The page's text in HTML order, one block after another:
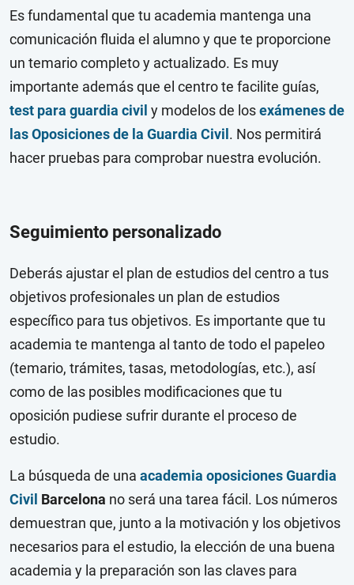
Es fundamental que tu academia mantenga una
comunicación fluida el alumno y que te proporcione
un temario completo y actualizado. Es muy
importante además que el centro te facilite guías,
test para guardia civil y modelos de losexámenes de
las Oposiciones de la Guardia Civil . Nos permitirá
hacer pruebas para comprobar nuestra evolución.
Seguimiento personalizado
Deberás ajustar el plan de estudios del centro a tus
objetivos profesionales un plan de estudios
específico para tus objetivos. Es importante que tu
academia te mantenga al tanto de todo el papeleo
(temario, trámites, tasas, metodologías, etc.), así
como de las posibles modificaciones que tu
oposición pudiese sufrir durante el proceso de
estudio.
La búsqueda de una academia oposiciones Guardia
Civil Barcelona no será una tarea fácil. Los números
demuestran que, junto a la motivación y los objetivos
necesarios para el estudio, la elección de una buena
academia y la preparación son las claves para